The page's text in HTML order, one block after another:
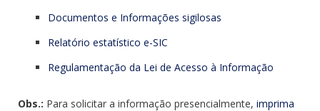
Documentos e Informações sigilosas
Relatório estatístico e-SIC
Regulamentação da Lei de Acesso à Informação
Obs.: Para solicitar a informação presencialmente, imprima